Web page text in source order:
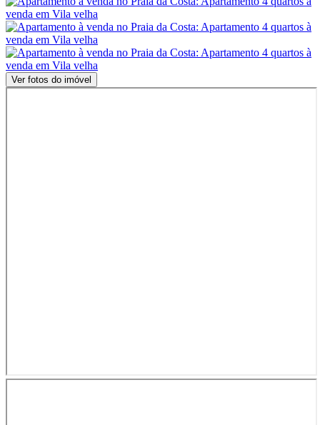
Ver fotos do imóvel